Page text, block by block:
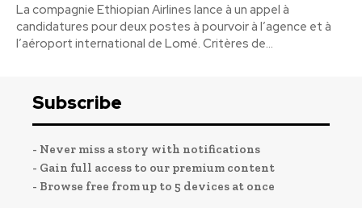
La compagnie Ethiopian Airlines lance à un appel à
candidatures pour deux postes à pourvoir à l’agence et à
l’aéroport international de Lomé. Critères de...
Subscribe
- Never miss a story with notifications
- Gain full access to our premium content
- Browse free from up to 5 devices at once